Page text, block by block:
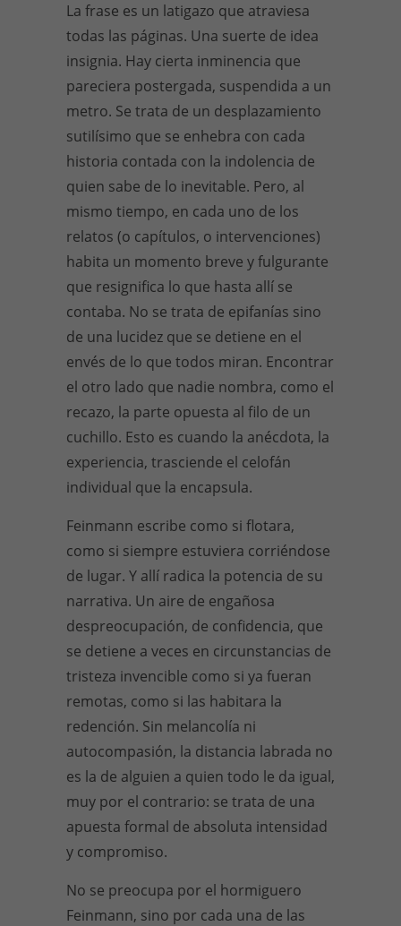
La frase es un latigazo que atraviesa
todas las páginas. Una suerte de idea
insignia. Hay cierta inminencia que
pareciera postergada, suspendida a un
metro. Se trata de un desplazamiento
sutilísimo que se enhebra con cada
historia contada con la indolencia de
quien sabe de lo inevitable. Pero, al
mismo tiempo, en cada uno de los
relatos (o capítulos, o intervenciones)
habita un momento breve y fulgurante
que resignifica lo que hasta allí se
contaba. No se trata de epifanías sino
de una lucidez que se detiene en el
envés de lo que todos miran. Encontrar
el otro lado que nadie nombra, como el
recazo, la parte opuesta al filo de un
cuchillo. Esto es cuando la anécdota, la
experiencia, trasciende el celofán
individual que la encapsula.
Feinmann escribe como si flotara,
como si siempre estuviera corriéndose
de lugar. Y allí radica la potencia de su
narrativa. Un aire de engañosa
despreocupación, de confidencia, que
se detiene a veces en circunstancias de
tristeza invencible como si ya fueran
remotas, como si las habitara la
redención. Sin melancolía ni
autocompasión, la distancia labrada no
es la de alguien a quien todo le da igual,
muy por el contrario: se trata de una
apuesta formal de absoluta intensidad
y compromiso.
No se preocupa por el hormiguero
Feinmann, sino por cada una de las